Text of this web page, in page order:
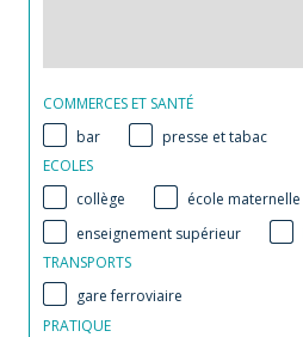
COMMERCES ET SANTÉ
bar
presse et tabac
ECOLES
collège
école maternelle
enseignement supérieur
TRANSPORTS
gare ferroviaire
PRATIQUE